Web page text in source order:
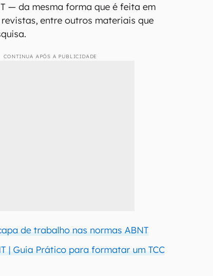
— da mesma forma que é feita em
entre outros materiais que
CONTINUA APÓS A PUBLICIDADE
de trabalho nas normas ABNT
| Guia Prático para formatar um TCC